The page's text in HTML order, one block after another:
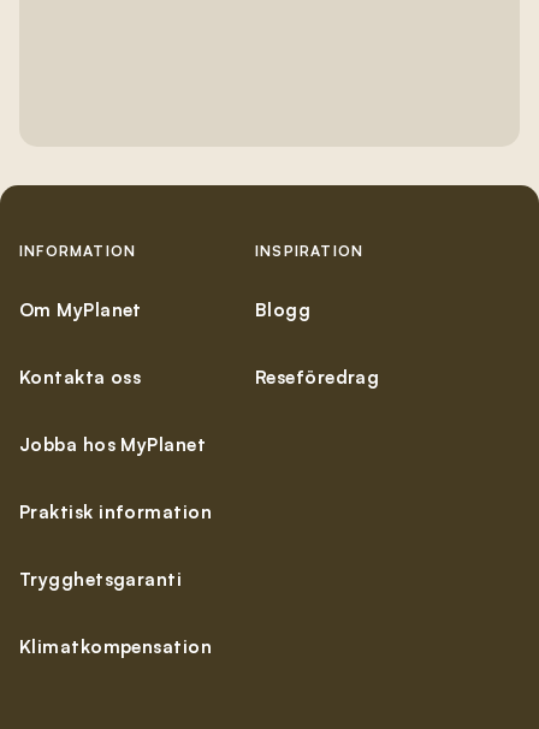
INFORMATION
Om MyPlanet
Kontakta oss
Jobba hos MyPlanet
Praktisk information
Trygghetsgaranti
Klimatkompensation
INSPIRATION
Blogg
Reseföredrag